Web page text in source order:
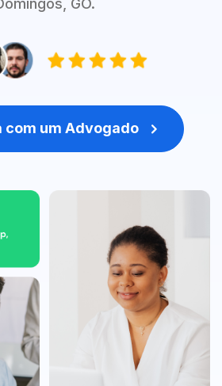
GO.
com um Advogado 